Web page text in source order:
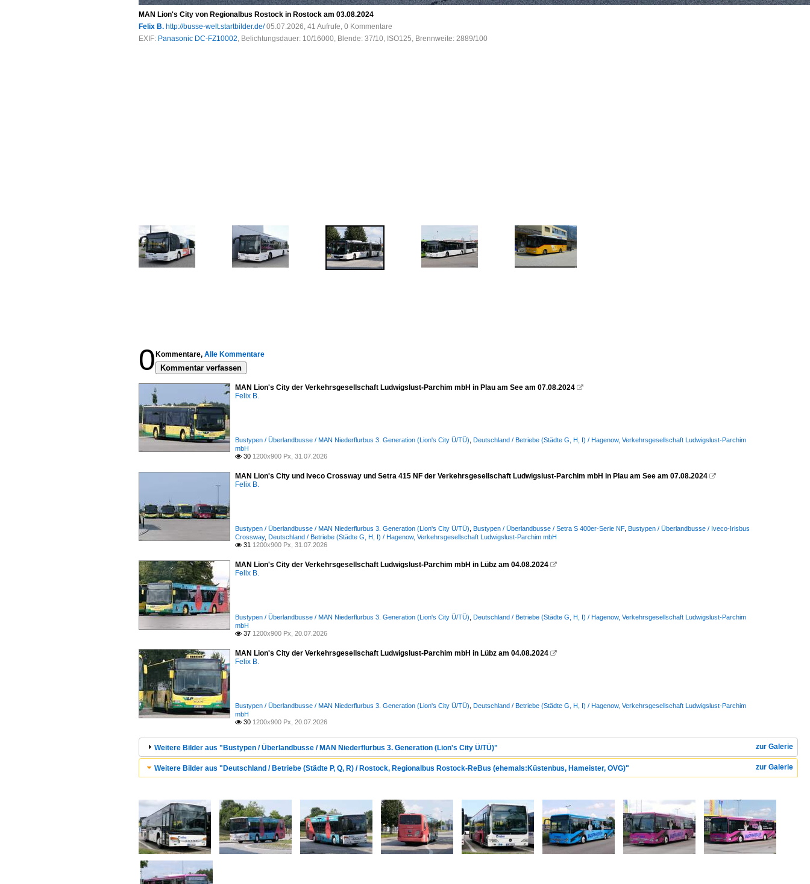
MAN Lion's City von Regionalbus Rostock in Rostock am 03.08.2024
Felix B. http://busse-welt.startbilder.de/ 05.07.2026, 41 Aufrufe, 0 Kommentare
EXIF: Panasonic DC-FZ10002, Belichtungsdauer: 10/16000, Blende: 37/10, ISO125, Brennweite: 2889/100
0 Kommentare, Alle Kommentare
Kommentar verfassen
MAN Lion's City der Verkehrsgesellschaft Ludwigslust-Parchim mbH in Plau am See am 07.08.2024 
Felix B.
Bustypen / Überlandbusse / MAN Niederflurbus 3. Generation (Lion's City Ü/TÜ) Deutschland / Betriebe (Städte G, H, I) / Hagenow, Verkehrsgesellschaft Ludwigslust-Parchim
mbH
 30 1200x900 Px, 31.07.2026
MAN Lion's City und Iveco Crossway und Setra 415 NF der Verkehrsgesellschaft Ludwigslust-Parchim mbH in Plau am See am 07.08.2024 
Felix B.
Bustypen / Überlandbusse / MAN Niederflurbus 3. Generation (Lion's City Ü/TÜ) Bustypen / Überlandbusse / Setra S 400er-Serie NF, Bustypen / Überlandbusse / Iveco-Irisbus
Crossway, Deutschland / Betriebe (Städte G, H, I) / Hagenow, Verkehrsgesellschaft Ludwigslust-Parchim mbH
 31 1200x900 Px, 31.07.2026
MAN Lion's City der Verkehrsgesellschaft Ludwigslust-Parchim mbH in Lübz am 04.08.2024 
Felix B.
Bustypen / Überlandbusse / MAN Niederflurbus 3. Generation (Lion's City Ü/TÜ) Deutschland / Betriebe (Städte G, H, I) / Hagenow, Verkehrsgesellschaft Ludwigslust-Parchim
mbH
 37 1200x900 Px, 20.07.2026
MAN Lion's City der Verkehrsgesellschaft Ludwigslust-Parchim mbH in Lübz am 04.08.2024 
Felix B.
Bustypen / Überlandbusse / MAN Niederflurbus 3. Generation (Lion's City Ü/TÜ) Deutschland / Betriebe (Städte G, H, I) / Hagenow, Verkehrsgesellschaft Ludwigslust-Parchim
mbH
 30 1200x900 Px, 20.07.2026
zur Galerie
Weitere Bilder aus "Bustypen / Überlandbusse / MAN Niederflurbus 3. Generation (Lion's City Ü/TÜ)"
zur Galerie
Weitere Bilder aus "Deutschland / Betriebe (Städte P, Q, R) / Rostock, Regionalbus Rostock-ReBus (ehemals:Küstenbus, Hameister, OVG)"